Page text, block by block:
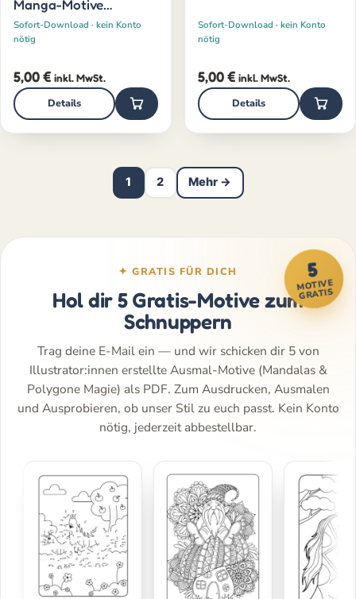
Manga-Motive
(jüngere)
Sofort-Download · kein Konto
nötig
5,00€ inkl. MwSt.
Details
Sofort-Download · kein Konto
nötig
5,00€ inkl. MwSt.
Details
1 2 Mehr →
5
MOTIVE
GRATIS
✦ GRATIS FÜR DICH
Hol dir 5 Gratis-Motive zum
Schnuppern
Trag deine E-Mail ein — und wir schicken dir 5 von
Illustrator:innen erstellte Ausmal-Motive (Mandalas &
Polygone Magie) als PDF. Zum Ausdrucken, Ausmalen
und Ausprobieren, ob unser Stil zu euch passt. Kein Konto
nötig, jederzeit abbestellbar.